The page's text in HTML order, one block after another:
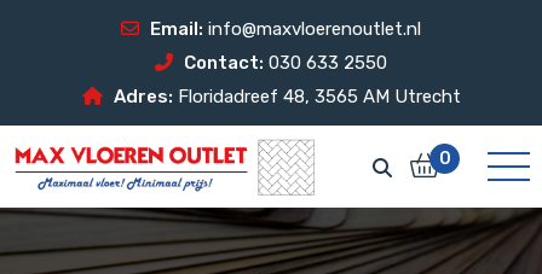
Email: info@maxvloerenoutlet.nl
Contact: 030 633 2550
Adres: Floridadreef 48, 3565 AM Utrecht
0